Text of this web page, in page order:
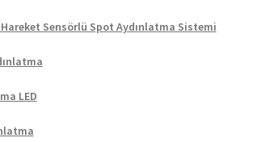
Sensörlü Spot Aydınlatma Sistemi
LED